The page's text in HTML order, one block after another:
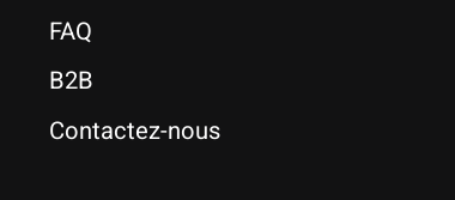
FAQ
B2B
Contactez-nous